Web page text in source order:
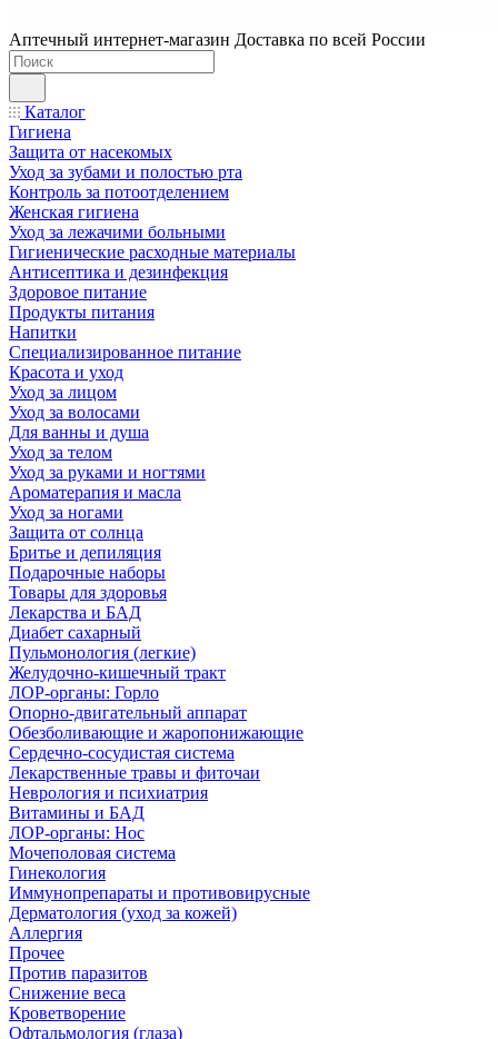
Аптечный интернет-магазин Доставка по всей России
Каталог
Гигиена
Защита от насекомых
Уход за зубами и полостью рта
Контроль за потоотделением
Женская гигиена
Уход за лежачими больными
Гигиенические расходные материалы
Антисептика и дезинфекция
Здоровое питание
Продукты питания
Напитки
Специализированное питание
Красота и уход
Уход за лицом
Уход за волосами
Для ванны и душа
Уход за телом
Уход за руками и ногтями
Ароматерапия и масла
Уход за ногами
Защита от солнца
Бритье и депиляция
Подарочные наборы
Товары для здоровья
Лекарства и БАД
Диабет сахарный
Пульмонология (легкие)
Желудочно-кишечный тракт
ЛОР-органы: Горло
Опорно-двигательный аппарат
Обезболивающие и жаропонижающие
Сердечно-сосудистая система
Лекарственные травы и фиточаи
Неврология и психиатрия
Витамины и БАД
ЛОР-органы: Нос
Мочеполовая система
Гинекология
Иммунопрепараты и противовирусные
Дерматология (уход за кожей)
Аллергия
Прочее
Против паразитов
Снижение веса
Кроветворение
Офтальмология (глаза)